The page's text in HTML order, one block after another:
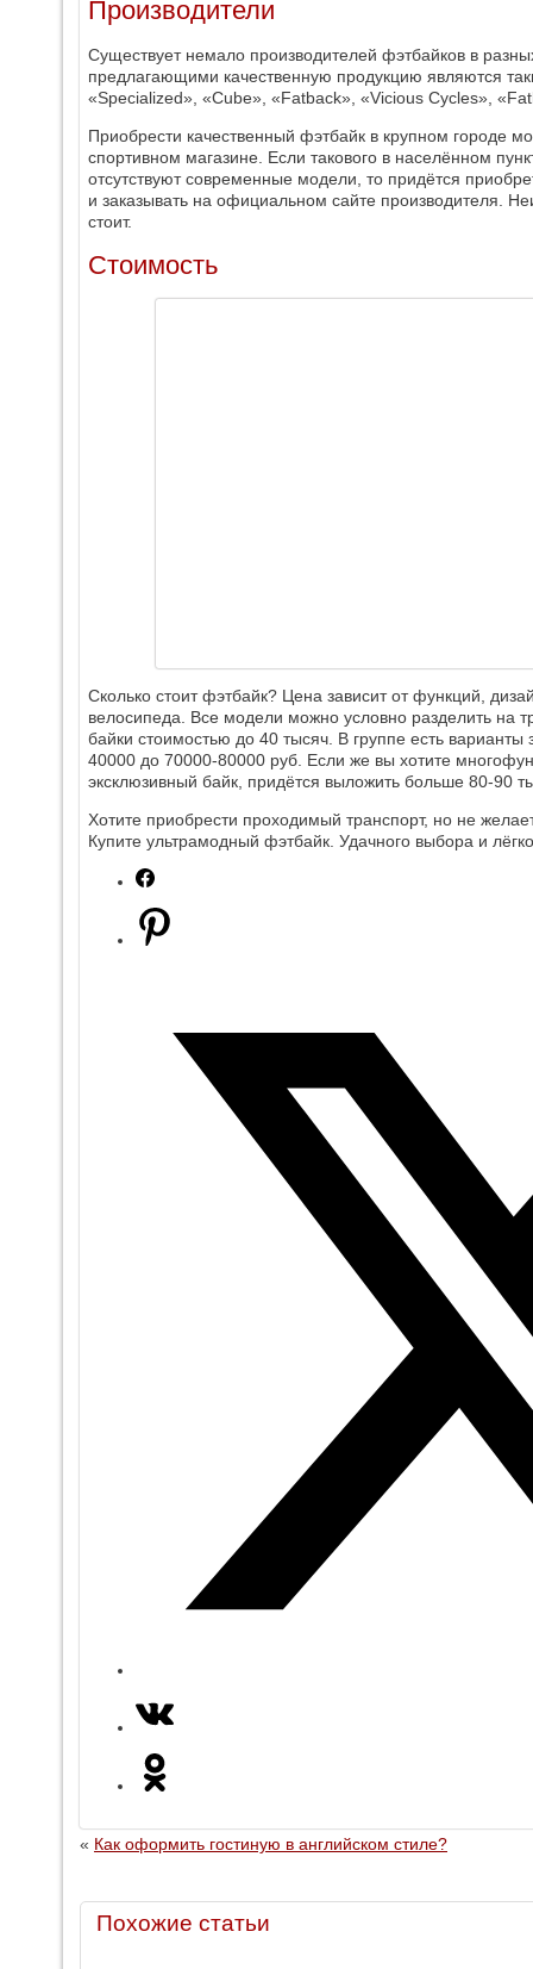
Производители
Существует немало производителей фэтбайков в
предлагающими качественную продукцию являются
«Specialized», «Cube», «Fatback», «Vicious Cycles»,
Приобрести качественный фэтбайк в крупном городе
спортивном магазине. Если такового в населённом
отсутствуют современные модели, то придётся
и заказывать на официальном сайте производителя.
стоит.
Стоимость
Сколько стоит фэтбайк? Цена зависит от функций,
велосипеда. Все модели можно условно разделить на
байки стоимостью до 40 тысяч. В группе есть варианты
40000 до 70000-80000 руб. Если же вы хотите
эксклюзивный байк, придётся выложить больше 80-90
Хотите приобрести проходимый транспорт, но не
Купите ультрамодный фэтбайк. Удачного выбора и
« Как оформить гостиную в английском стиле?
Похожие статьи